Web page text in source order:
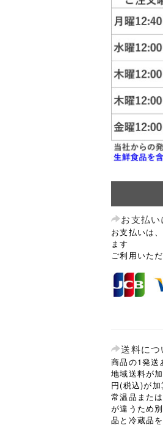
お支払い
お支払いは
ます
ご利用いた
送料につ
商品の1発送
地域送料が
円(税込)が
常温品また
が違うため
品と冷蔵品